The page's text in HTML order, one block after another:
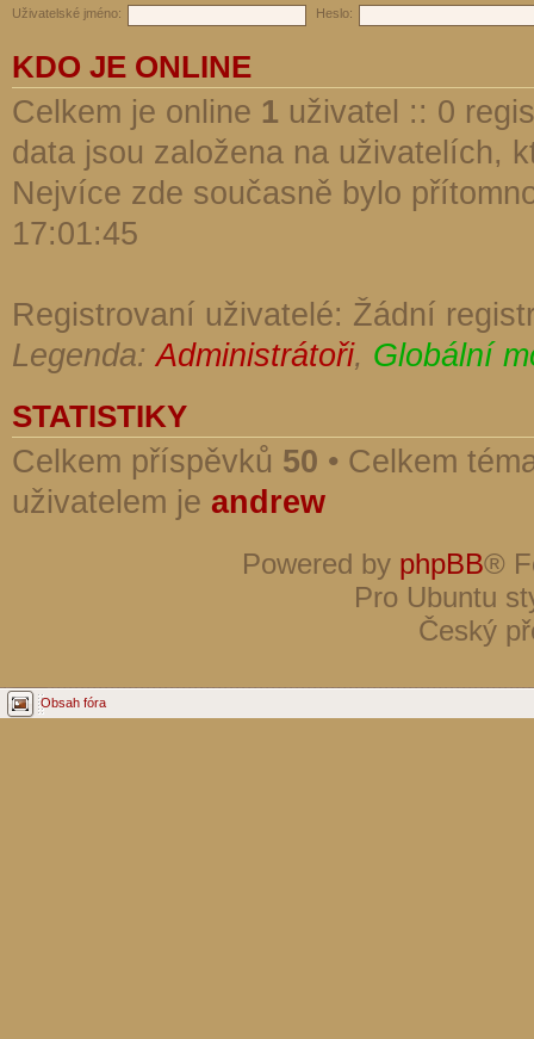
Uživatelské jméno:
Heslo:
KDO JE ONLINE
Celkem je online 1 uživatel :: 0
data jsou založena na uživatelích,
Nejvíce zde současně bylo
17:01:45
Registrovaní uživatelé: Žádní
Legenda:Administrátoři, Globální
STATISTIKY
Celkem příspěvků 50 • Celkem
uživatelem je andrew
Powered by phpBB®
Pro Ubuntu
Český
Obsah fóra